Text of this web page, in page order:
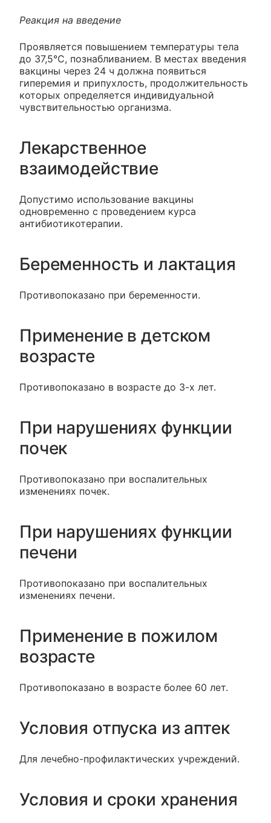
Реакция на введение
Проявляется повышением температуры тела
до 37,5°С, познабливанием. В местах введения
вакцины через 24 ч должна появиться
гиперемия и припухлость, продолжительность
которых определяется индивидуальной
чувствительностью организма.
Лекарственное
взаимодействие
Допустимо использование вакцины
одновременно с проведением курса
антибиотикотерапии.
Беременность и лактация
Противопоказано при беременности.
Применение в детском
возрасте
Противопоказано в возрасте до 3-х лет.
При нарушениях функции
почек
Противопоказано при воспалительных
изменениях почек.
При нарушениях функции
печени
Противопоказано при воспалительных
изменениях печени.
Применение в пожилом
возрасте
Противопоказано в возрасте более 60 лет.
Условия отпуска из аптек
Для лечебно-профилактических учреждений.
Условия и сроки хранения